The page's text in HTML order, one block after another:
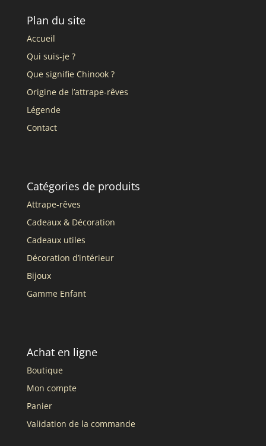
Plan du site
Accueil
Qui suis-je ?
Que signifie Chinook ?
Origine de l’attrape-rêves
Légende
Contact
Catégories de produits
Attrape-rêves
Cadeaux & Décoration
Cadeaux utiles
Décoration d’intérieur
Bijoux
Gamme Enfant
Achat en ligne
Boutique
Mon compte
Panier
Validation de la commande